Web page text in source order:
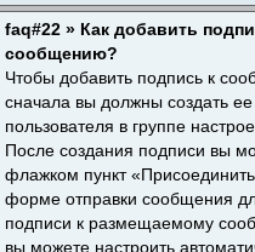
faq#22 » Как добавить
сообщению?
Чтобы добавить подпись к
сначала вы должны создать
пользователя в группе
После создания подписи вы
флажком пункт
форме отправки сообщения
подписи к размещаемому
вы можете настроить